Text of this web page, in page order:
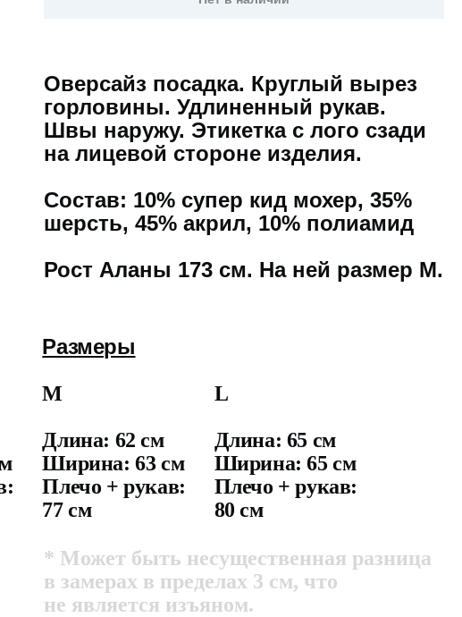
Оверсайз посадка. Круглый вырез
горловины. Удлиненный рукав.
Швы наружу. Этикетка с лого сзади
на лицевой стороне изделия.
Состав: 10% супер кид мохер, 35%
шерсть, 45% акрил, 10% полиамид
Рост Аланы 173 см. На ней размер M.
Размеры
M
Длина: 62 см
Ширина: 63 см
Плечо + рукав:
77 см
L
Длина: 65 см
Ширина: 65 см
Плечо + рукав:
80 см
* Может быть несущественная разница
в замерах в пределах 3 см, что
не является изъяном.